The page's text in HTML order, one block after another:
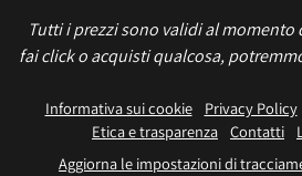
Tutti i prezzi sono validi al momento
fai click o acquisti qualcosa,
Informativa sui cookie Privacy Policy
Etica e trasparenza Contatti
Aggiorna le impostazioni di